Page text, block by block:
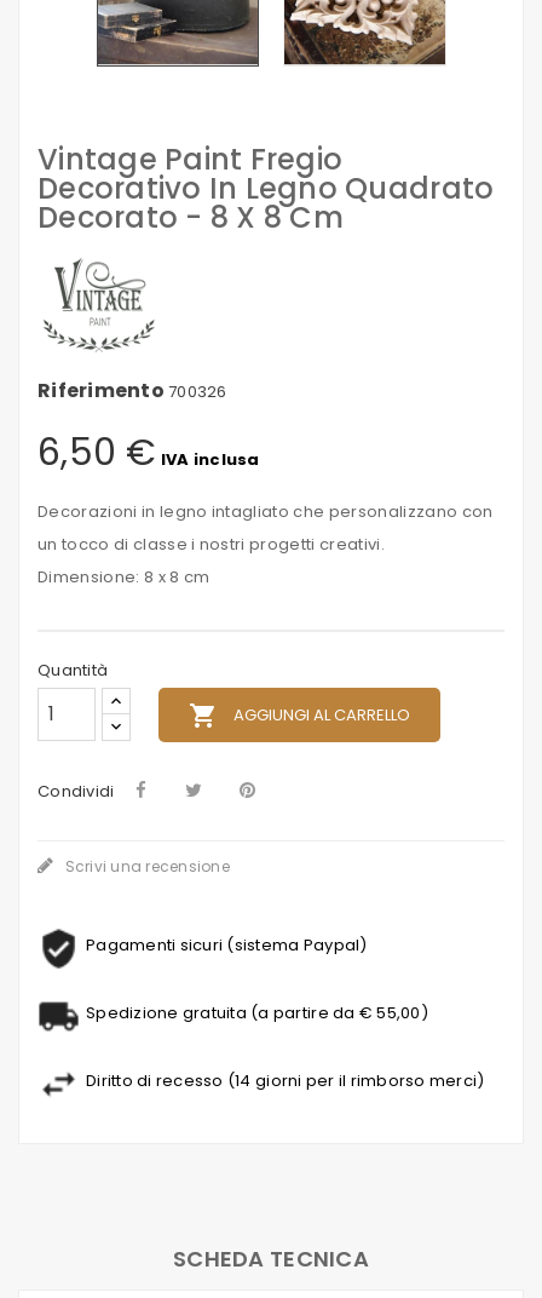
Vintage Paint Fregio
Decorativo In Legno Quadrato
Decorato - 8 X 8 Cm
Riferimento 700326
6,50 € IVA inclusa
Decorazioni in legno intagliato che personalizzano con
un tocco di classe i nostri progetti creativi.
Dimensione: 8 x 8 cm
Quantità
local_grocery_store AGGIUNGI AL CARRELLO
Condividi
Scrivi una recensione
Pagamenti sicuri (sistema Paypal)
Spedizione gratuita (a partire da € 55,00)
Diritto di recesso (14 giorni per il rimborso merci)
SCHEDA TECNICA